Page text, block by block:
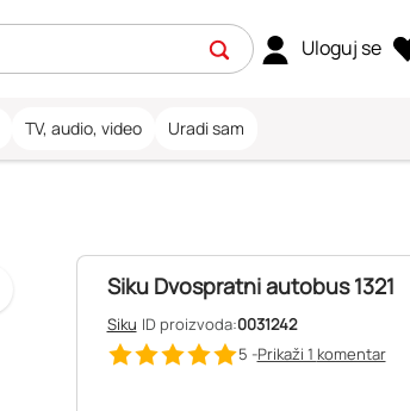
Uloguj se
TV, audio, video Uradi sam
Siku Dvospratni autobus 1321
Siku ID proizvoda:0031242
5 -Prikaži 1 komentar